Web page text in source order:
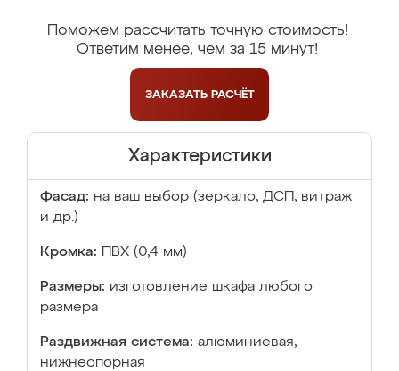
Поможем рассчитать точную стоимость!
Ответим менее, чем за 15 минут!
ЗАКАЗАТЬ РАСЧЁТ
Характеристики
Фасад: на ваш выбор (зеркало, ДСП, витраж
и др.)
Кромка: ПВХ (0,4 мм)
Размеры: изготовление шкафа любого
размера
Раздвижная система: алюминиевая,
нижнеопорная